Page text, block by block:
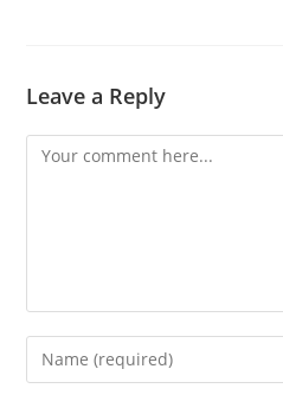
Leave a Reply
Comment
Enter
your